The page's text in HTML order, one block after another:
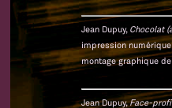
Jean Dupuy, Chocolat
impression
montage graphique
Jean Dupuy,Face-